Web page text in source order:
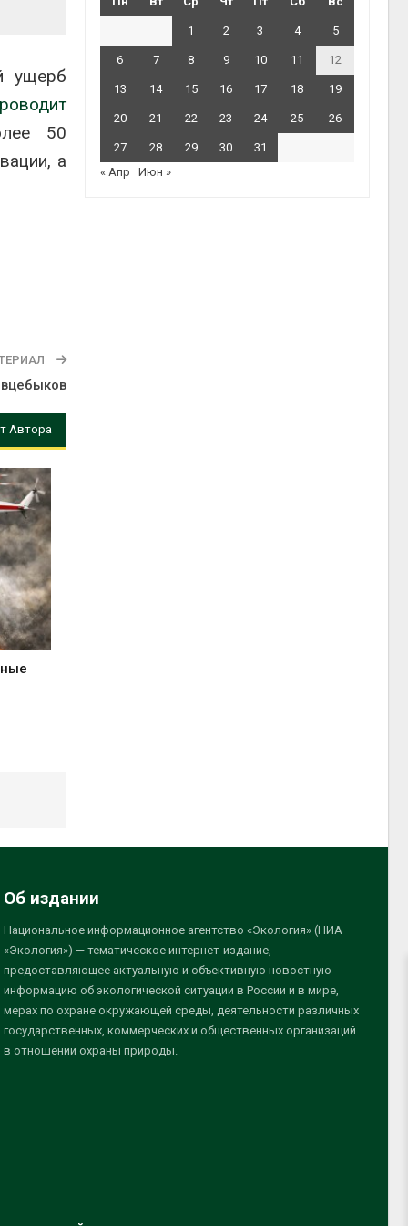
ущерб
50
а
Автора
1 2 3 4 5
6 7 8 9 10 11 12
13 14 15 16 17 18 19
20 21 22 23 24 25 26
27 28 29 30
31
« Апр
Июн »
Об издании
Национальное информационное агентство «Экология» (НИА
«Экология») — тематическое интернет-издание,
предоставляющее актуальную и объективную новостную
информацию об экологической ситуации в России и в мире,
мерах по охране окружающей среды, деятельности различных
государственных, коммерческих и общественных организаций
в отношении охраны природы.